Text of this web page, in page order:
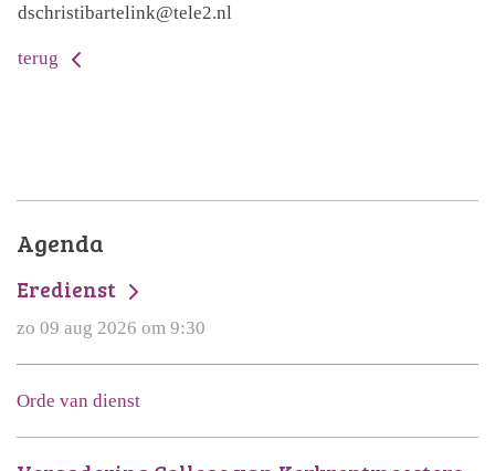
dschristibartelink@tele2.nl
terug
Agenda
Eredienst
zo 09 aug 2026 om 9:30
Orde van dienst